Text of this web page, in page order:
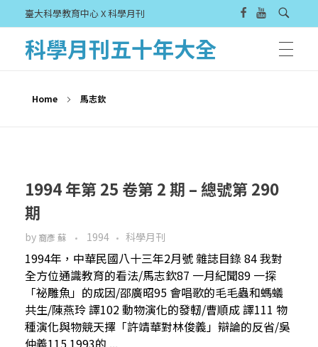
臺大科學教育中心 X 科學月刊
科學月刊五十年大全
Home 馬志欽
1994 年第 25 卷第 2 期 – 總號第 290
期
by 裔彥 蘇 1994 科學月刊
1994年，中華民國八十三年2月號 雜誌目錄 84 我對
全方位通識教育的看法/馬志欽87 一月紀聞89 一探
「祕雕魚」的成因/邵廣昭95 會唱歌的毛毛蟲和螞蟻
共生/陳燕玲 譯102 動物演化的發軔/曹順成 譯111 物
種演化與物競天擇「許靖華對林俊義」辯論的反省/吳
仲義115 1993的 ...